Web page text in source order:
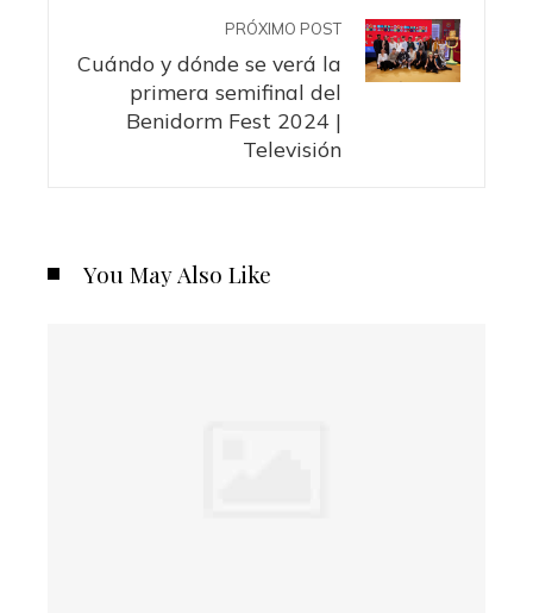
PRÓXIMO POST
Cuándo y dónde se verá la
primera semifinal del
Benidorm Fest 2024 |
Televisión
You May Also Like